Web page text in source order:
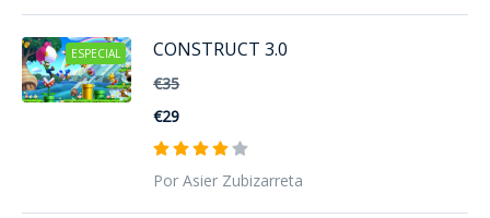
ESPECIAL CONSTRUCT 3.0
€35
€29
Por Asier Zubizarreta